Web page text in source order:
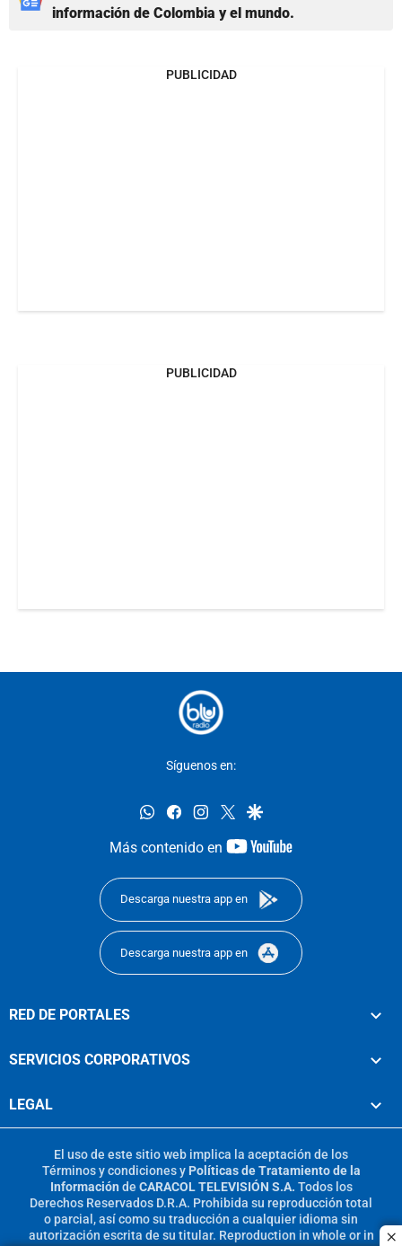
información de Colombia y el mundo.
PUBLICIDAD
PUBLICIDAD
Síguenos en:
whatsappfacebookinstagram
twittergoogle
Más contenido en
youtube-
Descarga nuestra app en
Descarga nuestra app en
RED DE PORTALES
SERVICIOS CORPORATIVOS
LEGAL
El uso de este sitio web implica la aceptación de los
Términos y condicionesy Políticas de Tratamiento de la
Información de CARACOL TELEVISIÓN S.A. Todos los
Derechos Reservados D.R.A. Prohibida su reproducción total
o parcial, así como su traducción a cualquier idioma sin
autorización escrita de su titular. Reproduction in whole or in